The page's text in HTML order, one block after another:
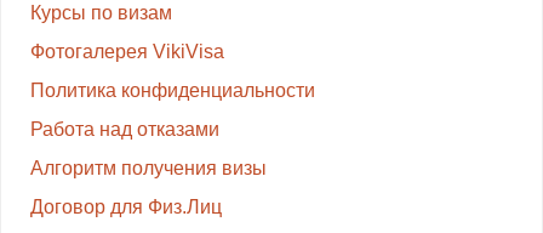
Курсы по визам
Фотогалерея VikiVisa
Политика конфиденциальности
Работа над отказами
Алгоритм получения визы
Договор для Физ.Лиц